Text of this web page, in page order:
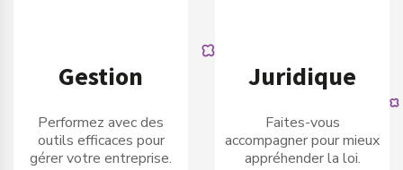
Gestion
Performez avec des
outils efficaces pour
gérer votre entreprise.
Juridique
Faites-vous
accompagner pour mieux
appréhender la loi.